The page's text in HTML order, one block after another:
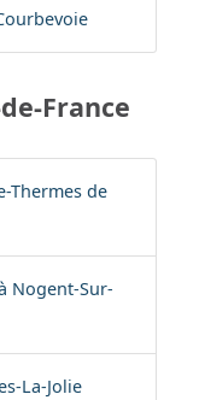
France
Thermes de
Nogent-Sur-
La-Jolie